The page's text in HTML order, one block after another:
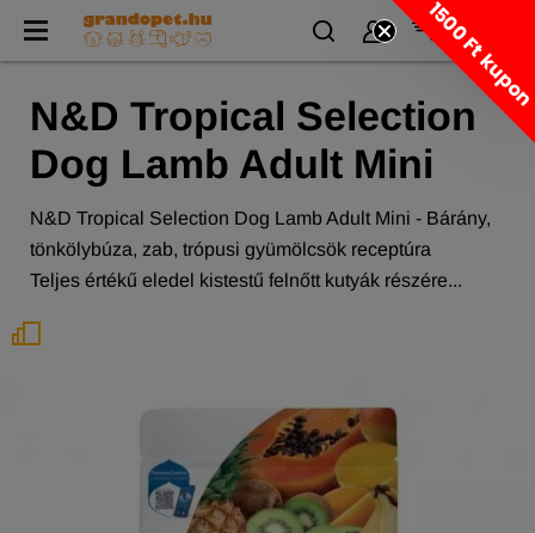
N&D Tropical Selection
Dog Lamb Adult Mini
N&D Tropical Selection Dog Lamb Adult Mini - Bárány,
tönkölybúza, zab, trópusi gyümölcsök receptúra
Teljes értékű eledel kistestű felnőtt kutyák részére...
1500 Ft